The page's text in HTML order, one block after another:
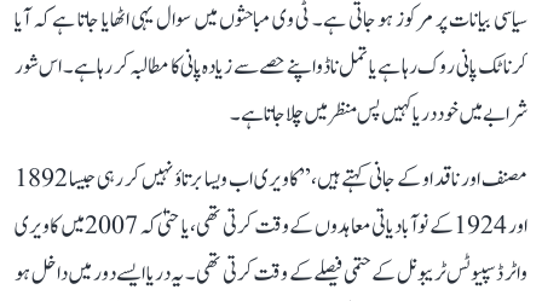
سیاسی بیانات پر مرکوز ہو جاتی ہے۔ ٹی وی مباحثوں میں سوال یہی اٹھایا جاتا ہے کہ آیا
کرناٹک پانی روک رہا ہے یا تمل ناڈو اپنے حصے سے زیادہ پانی کا مطالبہ کر رہا ہے۔ اس شور
شرابے میں خود دریا کہیں پس منظر میں چلا جاتا ہے۔
مصنف اور ناقد او کے جانی کہتے ہیں، ’’کاویری اب ویسا برتاؤ نہیں کر رہی جیسا 1892
اور 1924 کے نوآبادیاتی معاہدوں کے وقت کرتی تھی، یا حتیٰ کہ 2007 میں کاویری
واٹر ڈسپیوٹس ٹریبونل کے حتمی فیصلے کے وقت کرتی تھی۔ یہ دریا ایسے دور میں داخل ہو